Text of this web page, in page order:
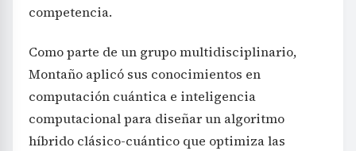
competencia.
Como parte de un grupo multidisciplinario,
Montaño aplicó sus conocimientos en
computación cuántica e inteligencia
computacional para diseñar un algoritmo
híbrido clásico-cuántico que optimiza las